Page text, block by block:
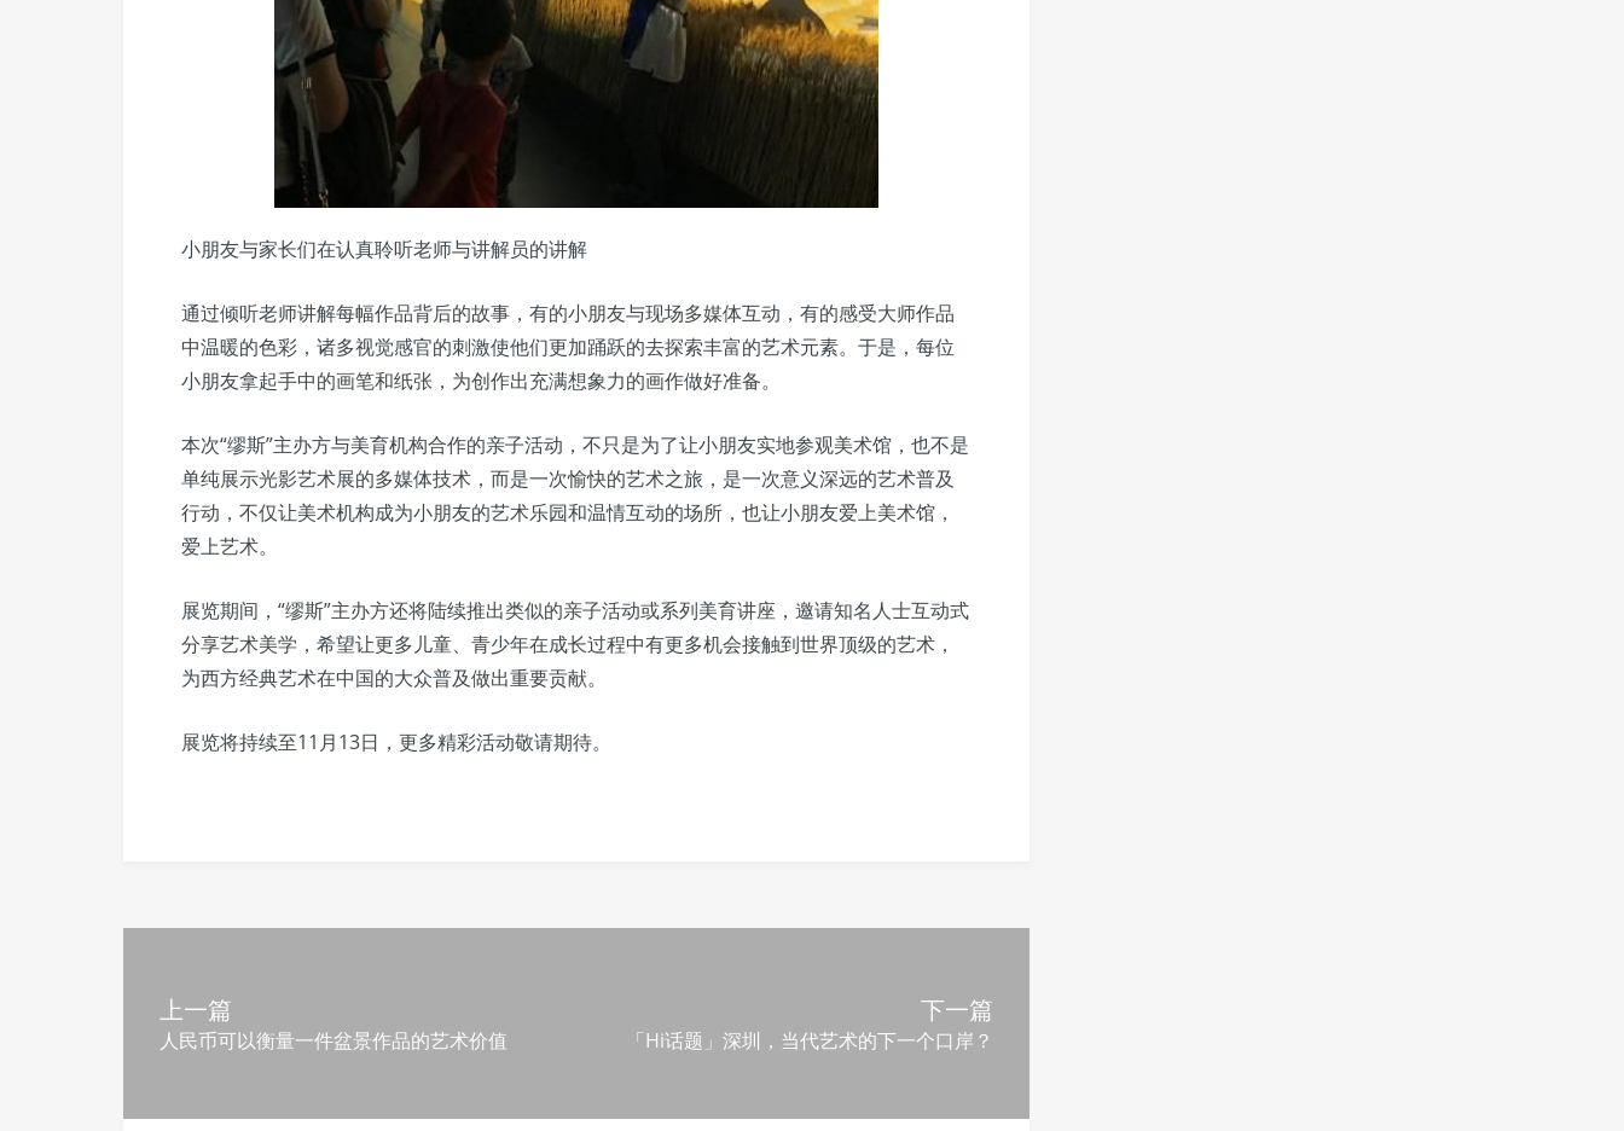
小朋友与家长们在认真聆听老师与讲解员的讲解
通过倾听老师讲解每幅作品背后的故事，有的小朋友与现场多媒体互动，有的感受大师作品
中温暖的色彩，诸多视觉感官的刺激使他们更加踊跃的去探索丰富的艺术元素。于是，每位
小朋友拿起手中的画笔和纸张，为创作出充满想象力的画作做好准备。
本次“缪斯”主办方与美育机构合作的亲子活动，不只是为了让小朋友实地参观美术馆，也不是
单纯展示光影艺术展的多媒体技术，而是一次愉快的艺术之旅，是一次意义深远的艺术普及
行动，不仅让美术机构成为小朋友的艺术乐园和温情互动的场所，也让小朋友爱上美术馆，
爱上艺术。
展览期间，“缪斯”主办方还将陆续推出类似的亲子活动或系列美育讲座，邀请知名人士互动式
分享艺术美学，希望让更多儿童、青少年在成长过程中有更多机会接触到世界顶级的艺术，
为西方经典艺术在中国的大众普及做出重要贡献。
展览将持续至11月13日，更多精彩活动敬请期待。
上一篇
人民币可以衡量一件盆景作品的艺术价值
下一篇
「Hi话题」深圳，当代艺术的下一个口岸？